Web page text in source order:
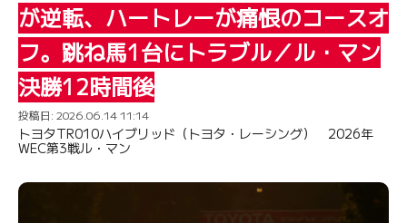
が逆転、ハートレーが痛恨のコースオ
フ。跳ね馬1台にトラブル／ル・マン
決勝12時間後
投稿日: 2026.06.14 11:14
トヨタTR010ハイブリッド（トヨタ・レーシング） 2026年
WEC第3戦ル・マン